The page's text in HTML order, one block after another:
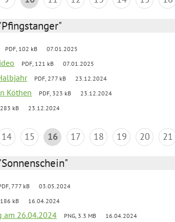
PDF, 102 kB 07.01.2025
PDF, 121 kB 07.01.2025
PDF, 277 kB 23.12.2024
Köthen PDF, 323 kB 23.12.2024
283 kB 23.12.2024
14 15 16 17 18 19 20 21
777 kB 03.05.2024
186 kB 16.04.2024
am 26.04.2024 PNG, 3.3 MB 16.04.2024